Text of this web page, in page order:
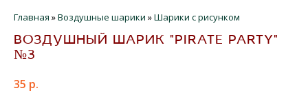
Главная »Воздушные шарики »Шарики с рисунком
ВОЗДУШНЫЙ ШАРИК "PIRATE PARTY"
№3
35 р.